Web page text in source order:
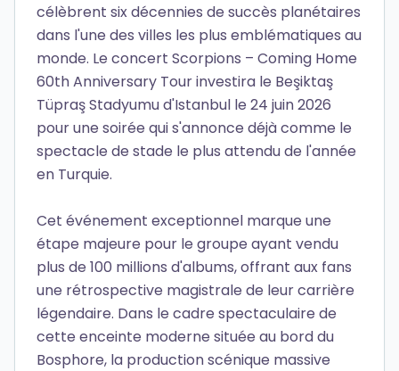
célèbrent six décennies de succès planétaires
dans l'une des villes les plus emblématiques au
monde. Le concert Scorpions – Coming Home
60th Anniversary Tour investira le Beşiktaş
Tüpraş Stadyumu d'Istanbul le 24 juin 2026
pour une soirée qui s'annonce déjà comme le
spectacle de stade le plus attendu de l'année
en Turquie.
Cet événement exceptionnel marque une
étape majeure pour le groupe ayant vendu
plus de 100 millions d'albums, offrant aux fans
une rétrospective magistrale de leur carrière
légendaire. Dans le cadre spectaculaire de
cette enceinte moderne située au bord du
Bosphore, la production scénique massive